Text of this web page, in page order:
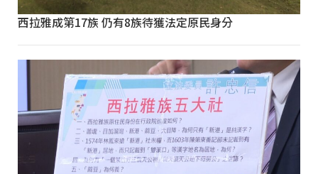
西拉雅成第17族 仍有8族待獲法定原民身分